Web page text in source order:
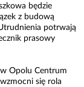
będzie
z budową
potrwają
prasowy
Opolu Centrum
się rola